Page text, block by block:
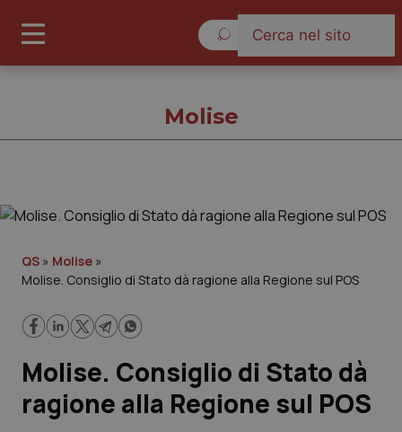
Cronache
Lavoro e Professioni
Molise
QS » Molise »
Molise. Consiglio di Stato dà ragione alla Regione sul POS
Molise. Consiglio di Stato dà
ragione alla Regione sul POS